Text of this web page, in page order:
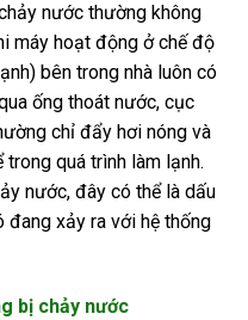
nước thường không
máy hoạt động ở chế độ
bên trong nhà luôn có
ống thoát nước, cục
chỉ đẩy hơi nóng và
quá trình làm lạnh.
nước, đây có thể là dấu
đang xảy ra với hệ thống
bị chảy nước